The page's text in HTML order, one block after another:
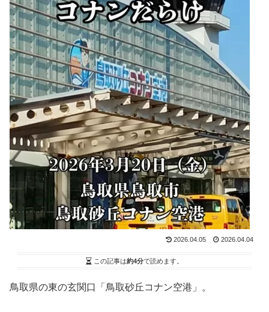
2026.04.05 2026.04.04
この記事は約4分で読めます。
鳥取県の東の玄関口「鳥取砂丘コナン空港」。